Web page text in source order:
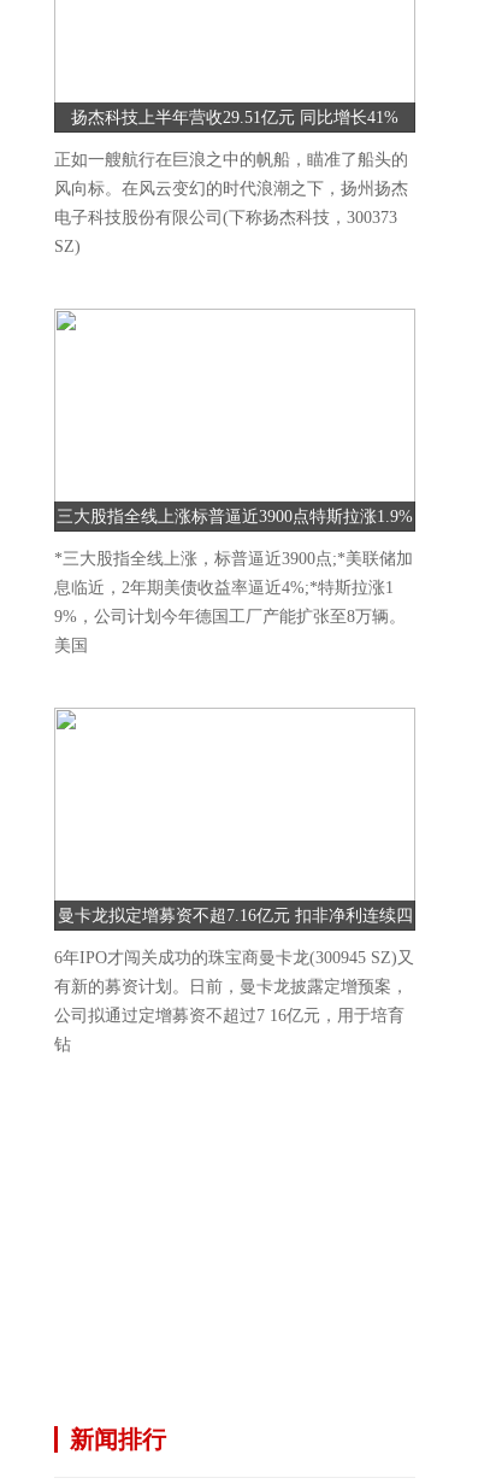
扬杰科技上半年营收29.51亿元 同比增长41%
正如一艘航行在巨浪之中的帆船，瞄准了船头的
风向标。在风云变幻的时代浪潮之下，扬州扬杰
电子科技股份有限公司(下称扬杰科技，300373
SZ)
三大股指全线上涨标普逼近3900点特斯拉涨1.9%
*三大股指全线上涨，标普逼近3900点;*美联储加
息临近，2年期美债收益率逼近4%;*特斯拉涨1
9%，公司计划今年德国工厂产能扩张至8万辆。
美国
曼卡龙拟定增募资不超7.16亿元 扣非净利连续四
季度下降
6年IPO才闯关成功的珠宝商曼卡龙(300945 SZ)又
有新的募资计划。日前，曼卡龙披露定增预案，
公司拟通过定增募资不超过7 16亿元，用于培育
钻
新闻排行